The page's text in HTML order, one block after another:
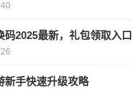
码2025最新，礼包领取入口
新手快速升级攻略